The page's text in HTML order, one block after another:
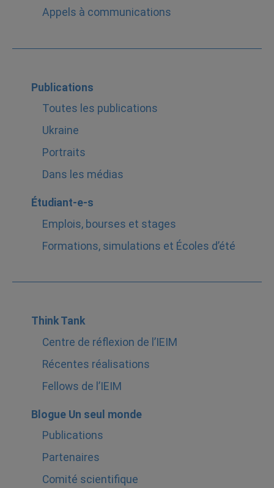
Appels à communications
Publications
Toutes les publications
Ukraine
Portraits
Dans les médias
Étudiant-e-s
Emplois, bourses et stages
Formations, simulations et Écoles d’été
Think Tank
Centre de réflexion de l’IEIM
Récentes réalisations
Fellows de l’IEIM
Blogue Un seul monde
Publications
Partenaires
Comité scientifique